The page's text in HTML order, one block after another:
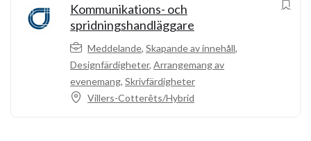
Kommunikations- och
spridningshandläggare
Meddelande, Skapande av innehåll,
Designfärdigheter, Arrangemang av
evenemang, Skrivfärdigheter
Villers-Cotterêts/Hybrid